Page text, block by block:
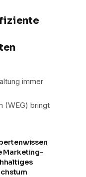
immer
(WEG) bringt
Marketing-